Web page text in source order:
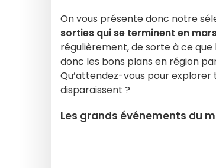
On vous présente donc notre
sorties qui se terminent en
régulièrement, de sorte à ce
donc les bons plans en région
Qu’attendez-vous pour
disparaissent ?
Les grands événements du